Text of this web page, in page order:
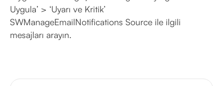
Uygula’ > ‘Uyarı ve Kritik’
SWManageEmailNotifications Source ile ilgili
mesajları arayın.